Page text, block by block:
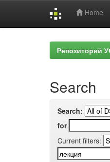
Home
Репозиторий
Search
Search:
for
Current filters: